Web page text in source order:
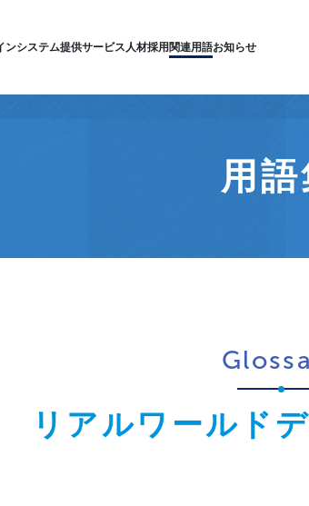
ンシステム提供サービス 人材採用関連用語お知らせ
用語
リアルワールド